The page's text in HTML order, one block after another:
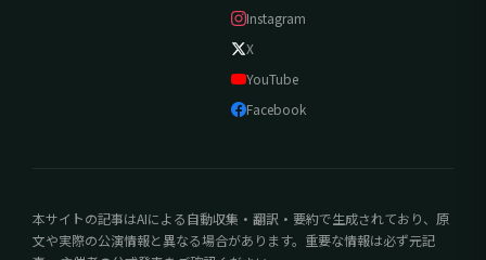
Instagram
X
YouTube
Facebook
本サイトの記事はAIによる自動収集・翻訳・要約で生成されており、原
文や実際の公演情報と異なる場合があります。重要な情報は必ず元記